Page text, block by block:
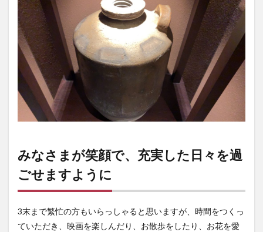
みなさまが笑顔で、充実した日々を過
ごせますように
3末まで繁忙の方もいらっしゃると思いますが、時間をつくっ
ていただき、映画を楽しんだり、お散歩をしたり、お花を愛